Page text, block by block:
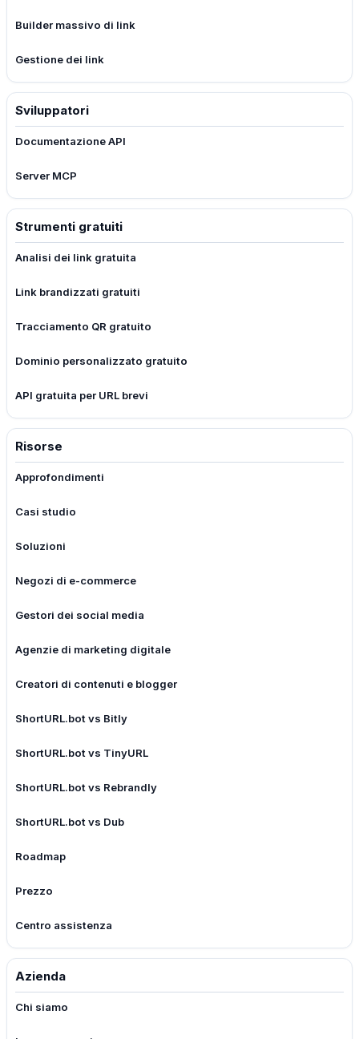
Builder massivo di link
Gestione dei link
Sviluppatori
Documentazione API
Server MCP
Strumenti gratuiti
Analisi dei link gratuita
Link brandizzati gratuiti
Tracciamento QR gratuito
Dominio personalizzato gratuito
API gratuita per URL brevi
Risorse
Approfondimenti
Casi studio
Soluzioni
Negozi di e-commerce
Gestori dei social media
Agenzie di marketing digitale
Creatori di contenuti e blogger
ShortURL.bot vs Bitly
ShortURL.bot vs TinyURL
ShortURL.bot vs Rebrandly
ShortURL.bot vs Dub
Roadmap
Prezzo
Centro assistenza
Azienda
Chi siamo